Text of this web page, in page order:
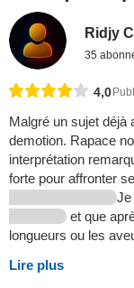
Ridjy C
35
4,0
Malgré un sujet déjà
demotion. Rapace
interprétation
forte pour affronter
Je
et que
longueurs ou les
Lire plus